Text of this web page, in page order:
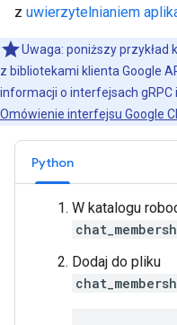
z uwierzytelnianiem
Uwaga: poniższy przykład
z bibliotekami klienta Google
informacji o interfejsach gRPC
Omówienie interfejsu Google
Python
W katalogu
Dodaj do pliku